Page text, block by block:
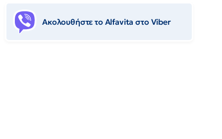
Ακολουθήστε το Αlfavita στο Viber